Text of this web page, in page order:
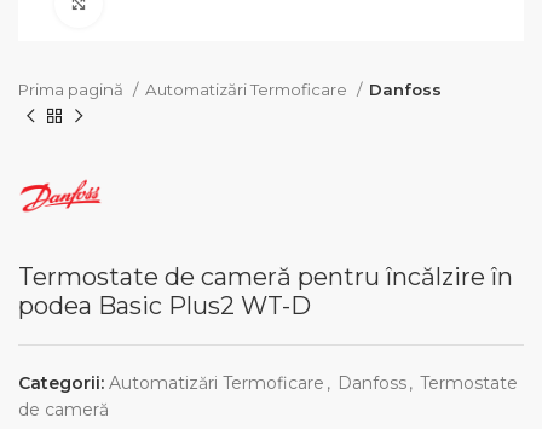
Prima pagină Automatizări Termoficare Danfoss
Termostate de cameră pentru încălzire în
podea Basic Plus2 WT-D
Categorii: Automatizări Termoficare , Danfoss, Termostate
de cameră